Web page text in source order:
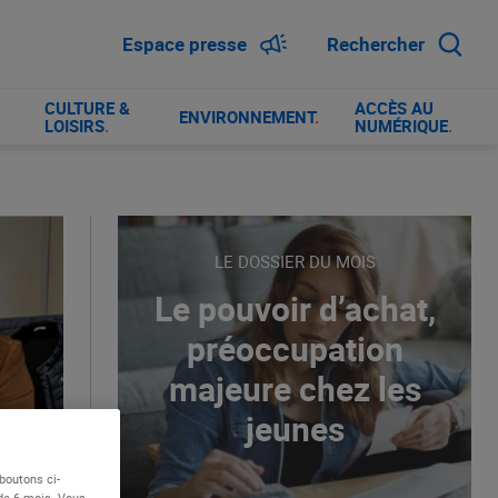
Espace presse Rechercher
CULTURE &
LOISIRS. ENVIRONNEMENT.
ACCÈS AU
NUMÉRIQUE.
LE DOSSIER DU MOIS
Le pouvoir d’achat,
préoccupation
majeure chez les
jeunes
ci-